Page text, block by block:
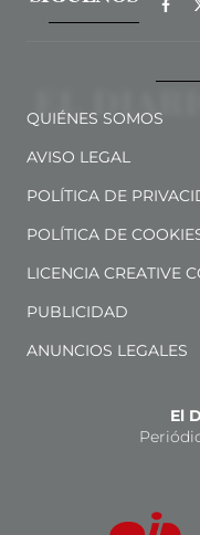
QUIÉNES SOMOS
AVISO LEGAL
POLÍTICA DE
POLÍTICA DE
LICENCIA CREATIVE
PUBLICIDAD
ANUNCIOS LEGALES
El